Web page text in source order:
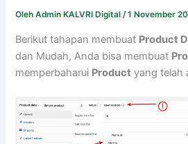
OlehAdmin KALVRI Digital/1 November
Berikut tahapan membuat Product
dan Mudah, Anda bisa membuat
memperbaharui Product yang telah